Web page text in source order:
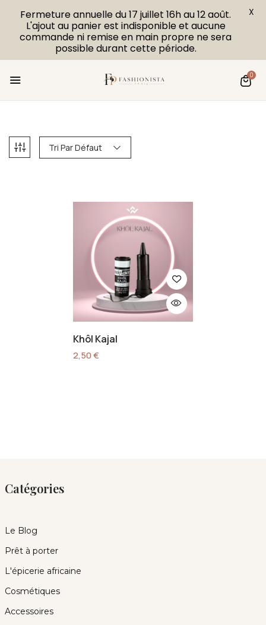
0
Tri Par Défaut
Khôl Kajal
2,50€
Catégories
Le Blog
Prêt à porter
L'épicerie africaine
Cosmétiques
Accessoires
Fermeture annuelle du 17 juillet 16h au 12 août.
L'ajout au panier est indisponible et aucune
commande ni remise en main propre ne sera
possible durant cette période.
X